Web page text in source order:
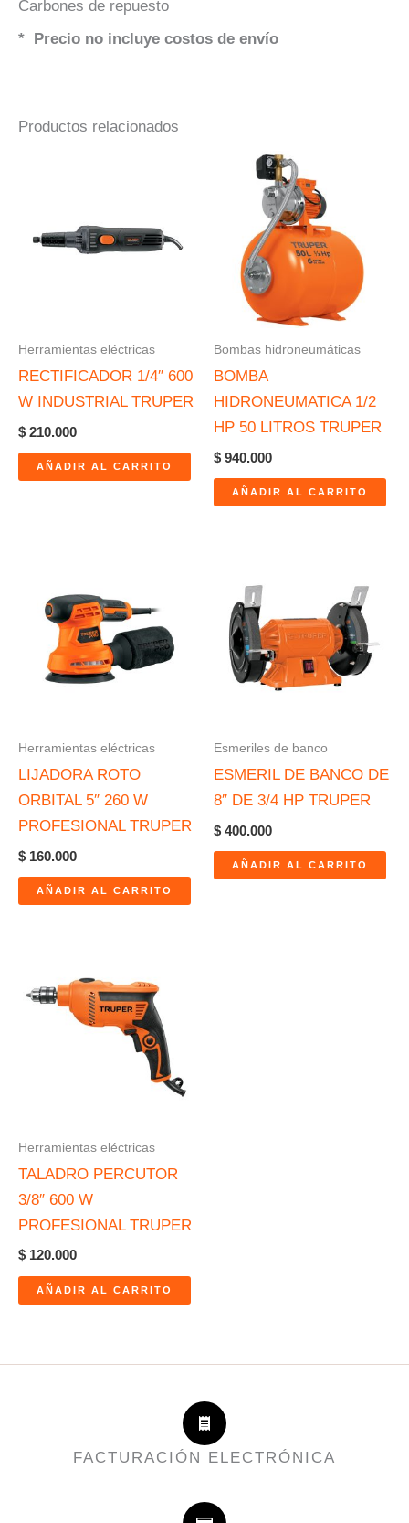
Carbones de repuesto
* Precio no incluye costos de envío
Productos relacionados
Herramientas eléctricas
RECTIFICADOR 1/4″ 600
W INDUSTRIAL TRUPER
$ 210.000
AÑADIR AL CARRITO
Bombas hidroneumáticas
BOMBA
HIDRONEUMATICA 1/2
HP 50 LITROS TRUPER
$ 940.000
AÑADIR AL CARRITO
Herramientas eléctricas
LIJADORA ROTO
ORBITAL 5″ 260 W
PROFESIONAL TRUPER
$ 160.000
AÑADIR AL CARRITO
Esmeriles de banco
ESMERIL DE BANCO DE
8″ DE 3/4 HP TRUPER
$ 400.000
AÑADIR AL CARRITO
Herramientas eléctricas
TALADRO PERCUTOR
3/8″ 600 W
PROFESIONAL TRUPER
$ 120.000
AÑADIR AL CARRITO
FACTURACIÓN ELECTRÓNICA